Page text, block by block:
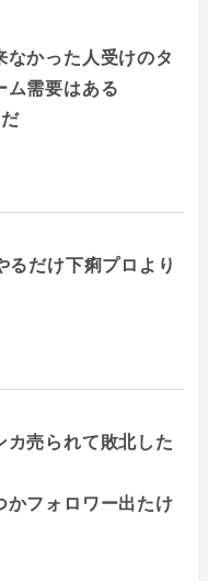
かった人受けのタ
ム需要はある
るだけ下痢プロより
カ売られて敗北した
かフォロワー出たけ